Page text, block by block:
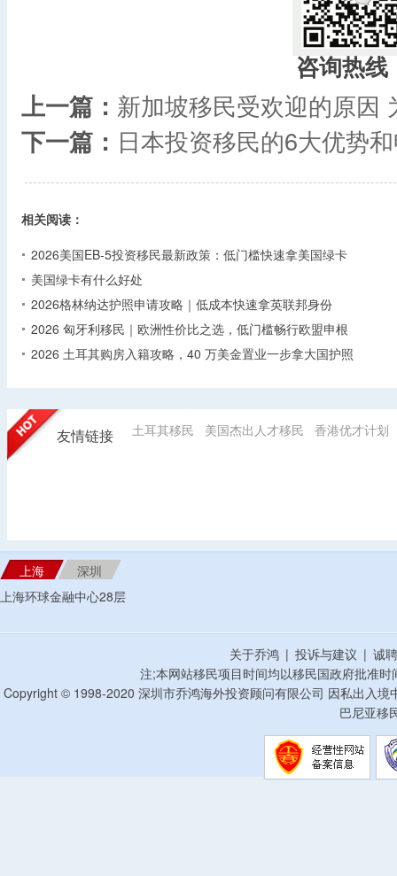
咨询热线
上一篇： 新加坡移民受欢迎的原因
下一篇： 日本投资移民的6大优势
相关阅读：
2026美国EB-5投资移民最新政策：低门槛快速拿美国绿卡
美国绿卡有什么好处
2026格林纳达护照申请攻略｜低成本快速拿英联邦身份
2026 匈牙利移民｜欧洲性价比之选，低门槛畅行欧盟申根
2026 土耳其购房入籍攻略，40 万美金置业一步拿大国护照
友情链接 土耳其移民 美国杰出人才移民 香港优才计划
上海
深圳
上海环球金融中心28层
关于乔鸿 | 投诉与建议 | 诚
注;本网站移民项目时间均以移民国政府批准
Copyright © 1998-2020 深圳市乔鸿海外投资顾问有限公司 因私出入
巴尼亚移